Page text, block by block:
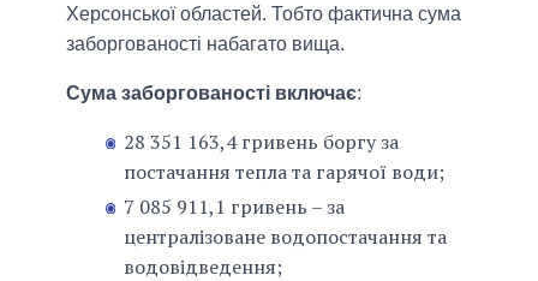
Херсонської областей. Тобто фактична сума
заборгованості набагато вища.
Сума заборгованості включає:
28 351 163,4 гривень боргу за
постачання тепла та гарячої води;
7 085 911,1 гривень – за
централізоване водопостачання та
водовідведення;